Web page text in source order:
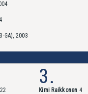
GA), 2003
22
3.
Kimi Raikkonen 4